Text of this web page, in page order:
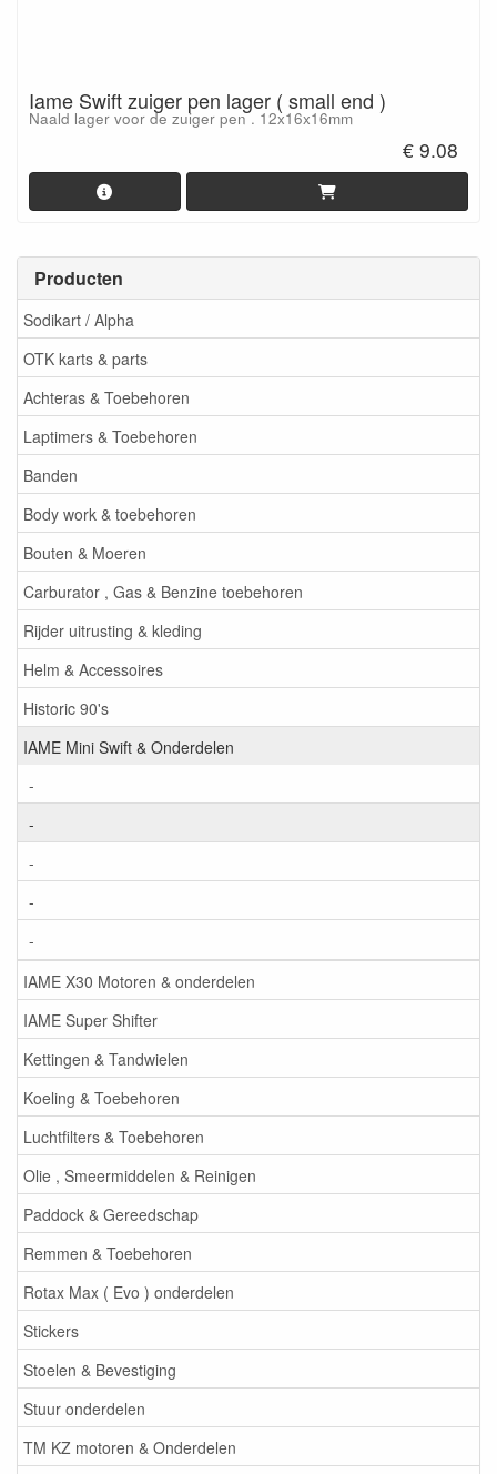
Producten
Sodikart / Alpha
OTK karts & parts
Achteras & Toebehoren
Laptimers & Toebehoren
Banden
Body work & toebehoren
Bouten & Moeren
Carburator , Gas & Benzine toebehoren
Rijder uitrusting & kleding
Helm & Accessoires
Historic 90's
IAME Mini Swift & Onderdelen
-
-
-
-
-
IAME X30 Motoren & onderdelen
IAME Super Shifter
Kettingen & Tandwielen
Koeling & Toebehoren
Luchtfilters & Toebehoren
Olie , Smeermiddelen & Reinigen
Paddock & Gereedschap
Remmen & Toebehoren
Rotax Max ( Evo ) onderdelen
Stickers
Stoelen & Bevestiging
Stuur onderdelen
TM KZ motoren & Onderdelen
Iame Swift zuiger pen lager ( small end )
Naald lager voor de zuiger pen . 12x16x16mm
€ 9.08